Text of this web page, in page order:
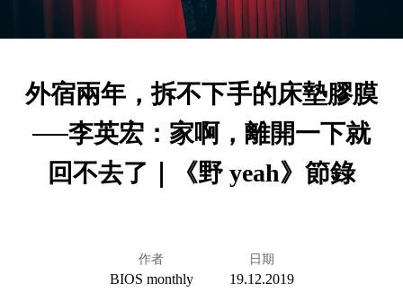
外宿兩年，拆不下手的床墊膠膜
──李英宏：家啊，離開一下就
回不去了｜《野 yeah》節錄
作者
BIOS monthly
日期
19.12.2019